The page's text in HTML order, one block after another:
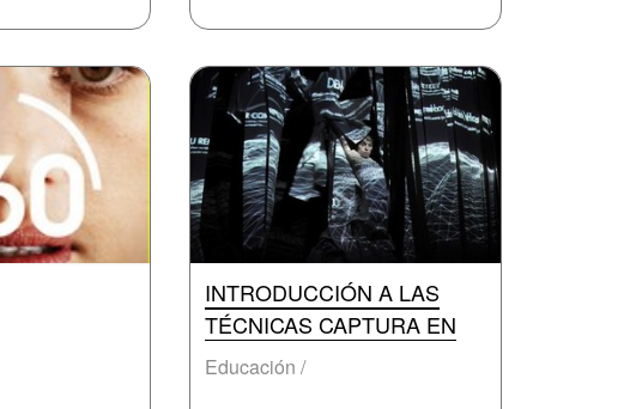
INTRODUCCIÓN A LAS
TÉCNICAS CAPTURA EN
Educación /